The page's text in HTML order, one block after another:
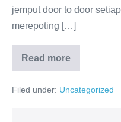
jemput door to door
merepoting […]
Read more
Travel
Murah
–
Filed under: Uncategorized